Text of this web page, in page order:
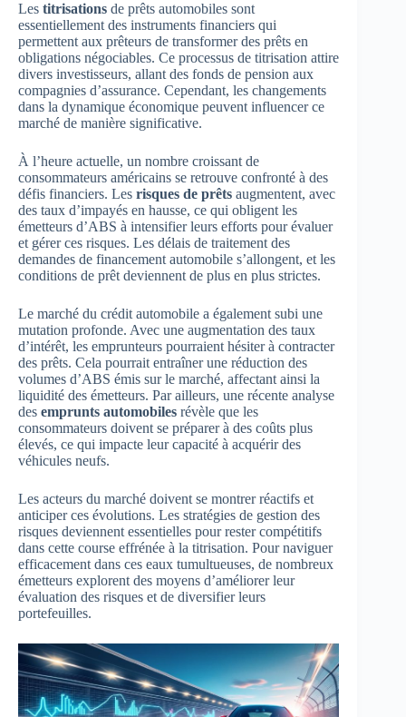
Les titrisations de prêts automobiles sont
essentiellement des instruments financiers qui
permettent aux prêteurs de transformer des prêts en
obligations négociables. Ce processus de titrisation attire
divers investisseurs, allant des fonds de pension aux
compagnies d’assurance. Cependant, les changements
dans la dynamique économique peuvent influencer ce
marché de manière significative.
À l’heure actuelle, un nombre croissant de
consommateurs américains se retrouve confronté à des
défis financiers. Les risques de prêts augmentent, avec
des taux d’impayés en hausse, ce qui obligent les
émetteurs d’ABS à intensifier leurs efforts pour évaluer
et gérer ces risques. Les délais de traitement des
demandes de financement automobile s’allongent, et les
conditions de prêt deviennent de plus en plus strictes.
Le marché du crédit automobile a également subi une
mutation profonde. Avec une augmentation des taux
d’intérêt, les emprunteurs pourraient hésiter à contracter
des prêts. Cela pourrait entraîner une réduction des
volumes d’ABS émis sur le marché, affectant ainsi la
liquidité des émetteurs. Par ailleurs, une récente analyse
des emprunts automobiles révèle que les
consommateurs doivent se préparer à des coûts plus
élevés, ce qui impacte leur capacité à acquérir des
véhicules neufs.
Les acteurs du marché doivent se montrer réactifs et
anticiper ces évolutions. Les stratégies de gestion des
risques deviennent essentielles pour rester compétitifs
dans cette course effrénée à la titrisation. Pour naviguer
efficacement dans ces eaux tumultueuses, de nombreux
émetteurs explorent des moyens d’améliorer leur
évaluation des risques et de diversifier leurs
portefeuilles.